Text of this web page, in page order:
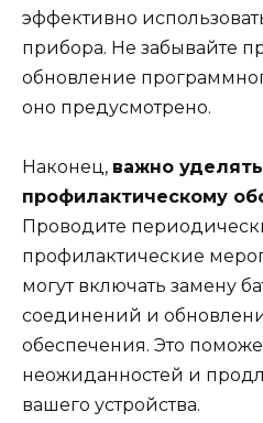
эффективно
прибора. Не забывайте
обновление
оно предусмотрено.
Наконец, важно
профилактическому
Проводите
профилактические
могут включать замену
соединений и
обеспечения. Это
неожиданностей и
вашего устройства.